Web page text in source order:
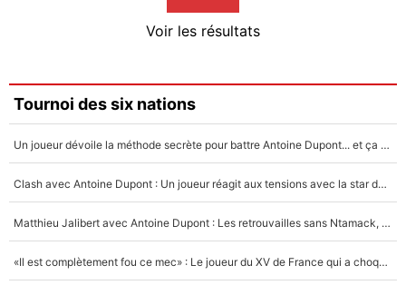
Faris Moumbagna
4%
Un autre joueur
5%
Voir les résultats
Tournoi des six nations
Un joueur dévoile la méthode secrète pour battre Antoine Dupont... et ça marche !
Clash avec Antoine Dupont : Un joueur réagit aux tensions avec la star du XV de France !
Matthieu Jalibert avec Antoine Dupont : Les retrouvailles sans Ntamack, «il y a eu des discussions»
«Il est complètement fou ce mec» : Le joueur du XV de France qui a choqué Matthieu Jalibert !